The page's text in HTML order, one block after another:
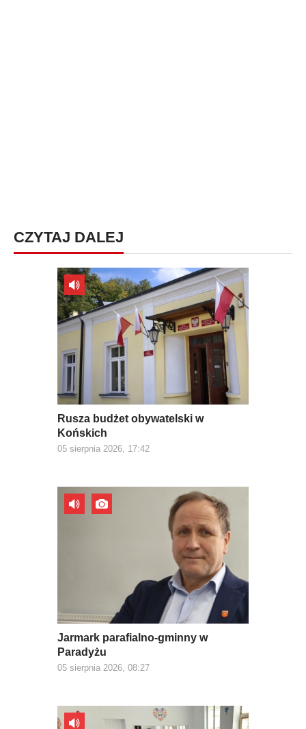
CZYTAJ DALEJ
Rusza budżet obywatelski w
Końskich
05 sierpnia 2026, 17:42
Jarmark parafialno-gminny w
Paradyżu
05 sierpnia 2026, 08:27